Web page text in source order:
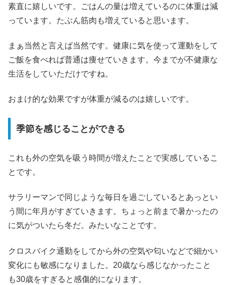
素直に嬉しいです。ごはんの量は増えているのに体重は減
っています。たぶん筋肉も増えていると思います。
まぁ当然と言えば当然です。健康に気を使って運動をして
ご飯を食べれば普通は痩せていきます。今までが不健康な
生活をしていただけですね。
おまけ的な効果ですが体重が減るのは嬉しいです。
季節を感じることができる
これも外の空気を吸う時間が増えたことで実感しているこ
とです。
サラリーマンで同じような毎日を過ごしているとあっとい
う間に年月がすぎていきます。ちょっと前まで暑かったの
に気がついたら冬だ。みたいなことです。
クロスバイク通勤をしてから外の空気や匂いなどで細かい
変化にも敏感になりました。20歳なら感じなかったこと
も30歳をすぎると感傷的になります。